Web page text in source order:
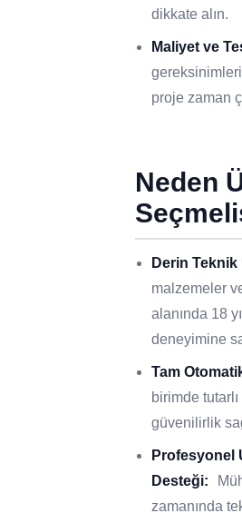
dikkate alın.
Maliyet ve
proje zaman
Neden
Derin Teknik
malzemeler
alanında 18
deneyimine
Tam
birimde
güvenilirlik
Profesyonel
Desteği:
zamanında